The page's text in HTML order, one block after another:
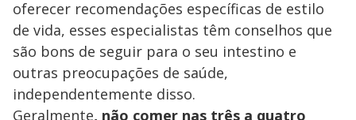
a
y
o
s
d
o
M
u
d
oferecer recomendações específicas de estilo
de vida, esses especialistas têm conselhos que
são bons de seguir para o seu intestino e
outras preocupações de saúde,
independentemente disso.
Geralmente, não comer nas três a quatro